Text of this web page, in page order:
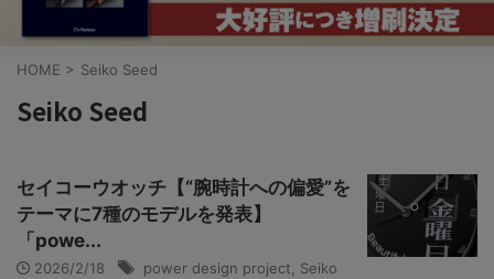
HOME > Seiko Seed
Seiko Seed
セイコーウオッチ【“腕時計への偏愛”を
テーマに7種のモデルを発表】
「powe...
2026/2/18 power design project
Seiko